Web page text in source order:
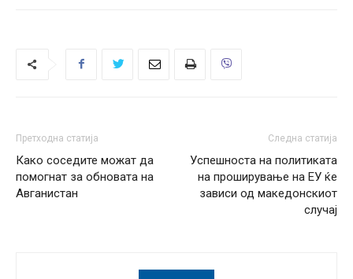
Претходна статија
Како соседите можат да
помогнат за обновата на
Авганистан
Следна статија
Успешноста на политиката
на проширување на ЕУ ќе
зависи од македонскиот
случај